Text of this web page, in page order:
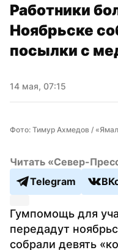
Работники
Ноябрьске
посылки с
14 мая, 07:15
Фото: Тимур Ахмедов /
Читать «Север-
Telegram
Гумпомощь для
передадут
собрали девять